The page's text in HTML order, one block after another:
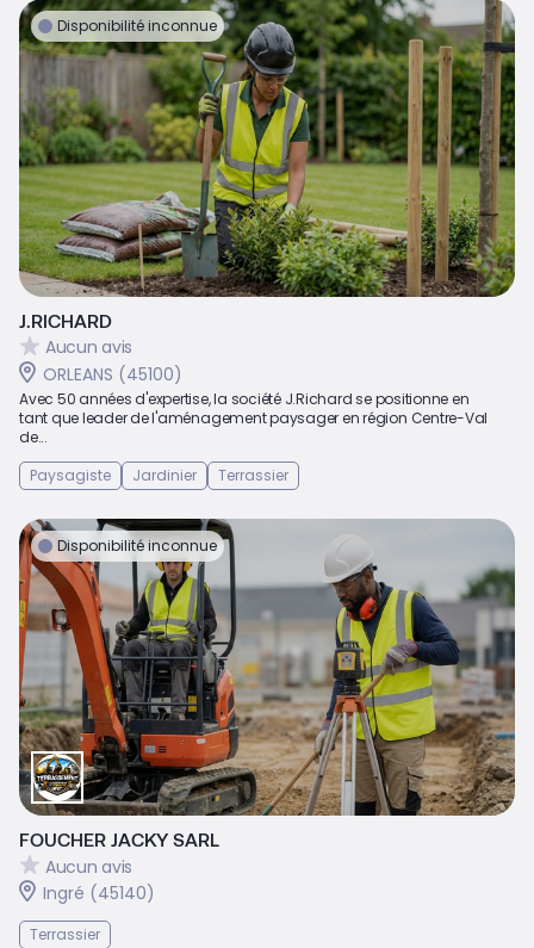
Disponibilité inconnue
J.RICHARD
Aucun avis
ORLEANS (45100)
Avec 50 années d'expertise, la société J.Richard se positionne en
tant que leader de l'aménagement paysager en région Centre-Val
de...
Paysagiste
Jardinier Terrassier
Disponibilité inconnue
FOUCHER JACKY SARL
Aucun avis
Ingré (45140)
Terrassier